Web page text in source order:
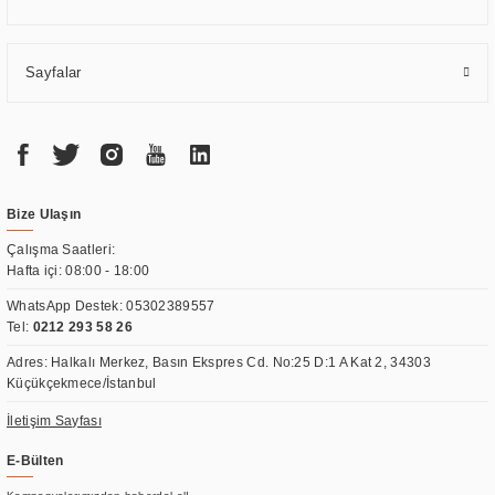
Sayfalar
Bize Ulaşın
Çalışma Saatleri:
Hafta içi: 08:00 - 18:00
WhatsApp Destek:05302389557
Tel: 0212 293 58 26
Adres: Halkalı Merkez, Basın Ekspres Cd. No:25 D:1 A Kat 2, 34303
Küçükçekmece/İstanbul
İletişim Sayfası
E-Bülten